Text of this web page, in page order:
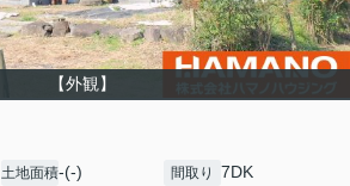
【外観】
土地面積-(-) 間取り 7DK